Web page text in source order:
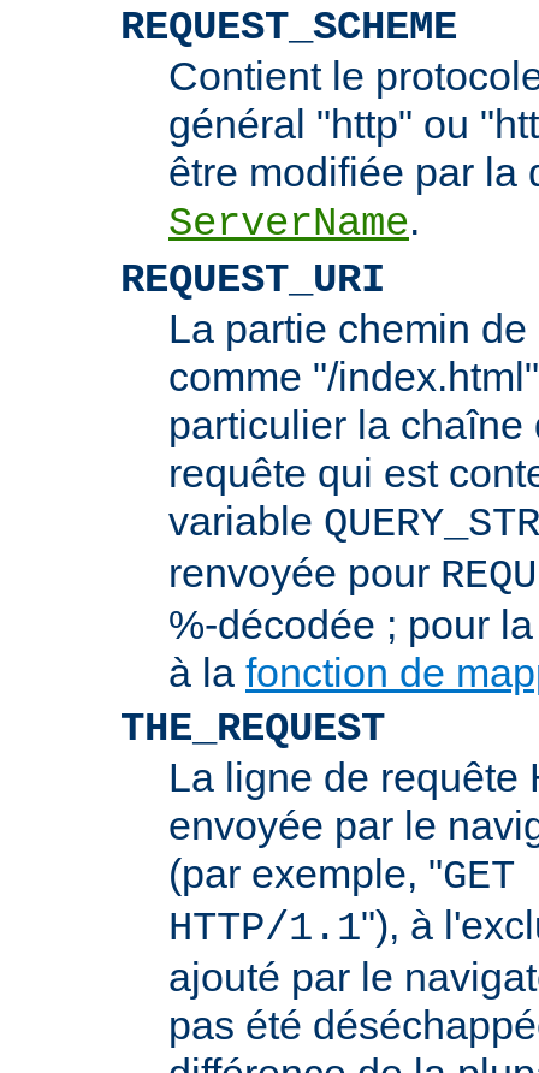
REQUEST_SCHEME
Contient le
général "http" ou
être modifiée par la
ServerName.
REQUEST_URI
La partie chemin
comme "/
particulier la chaîne
requête qui est
variable
renvoyée pour
%-décodée ; pour
à la fonction de
THE_REQUEST
La ligne de requête
envoyée par le
(par exemple, "
HTTP/1.1"), à
ajouté par le
pas été